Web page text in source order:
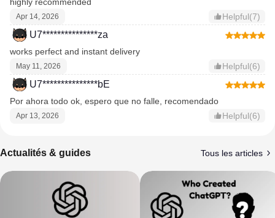
Apr 14, 2026 Helpful(7)
U7***************za
works perfect and instant delivery
May 11, 2026 Helpful(6)
U7***************bE
Por ahora todo ok, espero que no falle, recomendado
Apr 13, 2026 Helpful(6)
Actualités & guides Tous les articles